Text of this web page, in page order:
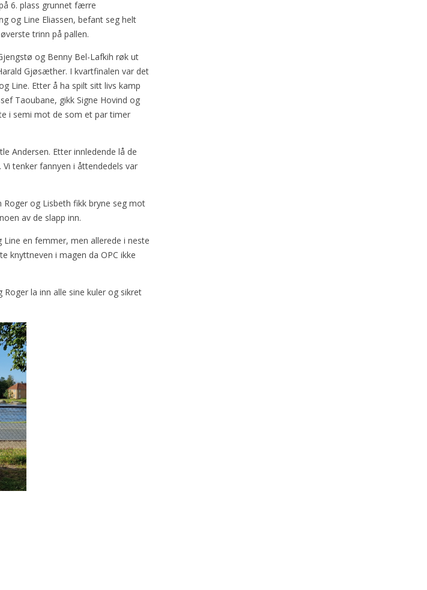
6. plass grunnet færre
og Line Eliassen, befant seg helt
trinn på pallen.
og Benny Bel-Lafkih røk ut
Gjøsæther. I kvartfinalen var det
Line. Etter å ha spilt sitt livs kamp
Taoubane, gikk Signe Hovind og
i semi mot de som et par timer
Andersen. Etter innledende lå de
tenker fannyen i åttendedels var
og Lisbeth fikk bryne seg mot
av de slapp inn.
en femmer, men allerede i neste
knyttneven i magen da OPC ikke
la inn alle sine kuler og sikret